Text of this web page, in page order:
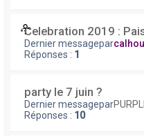
Celebration 2019 :
Dernier messagepar
Réponses : 1
party le 7 juin ?
Dernier messagepar
Réponses : 10